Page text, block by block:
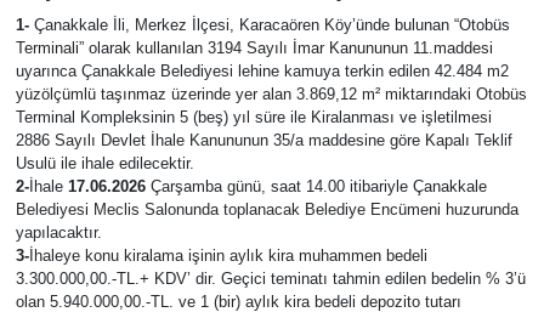
1-Çanakkale İli, Merkez İlçesi, Karacaören Köy’ünde bulunan “Otobüs
Terminali” olarak kullanılan 3194 Sayılı İmar Kanununun 11.maddesi
uyarınca Çanakkale Belediyesi lehine kamuya terkin edilen 42.484 m2
yüzölçümlü taşınmaz üzerinde yer alan 3.869,12 m² miktarındaki Otobüs
Terminal Kompleksinin 5 (beş) yıl süre ile Kiralanması ve işletilmesi
2886 Sayılı Devlet İhale Kanununun 35/a maddesine göre Kapalı Teklif
Usulü ile ihale edilecektir.
2-İhale 17.06.2026Çarşamba günü, saat 14.00 itibariyle Çanakkale
Belediyesi Meclis Salonunda toplanacak Belediye Encümeni huzurunda
yapılacaktır.
3-İhaleye konu kiralama işinin aylık kira muhammen bedeli
3.300.000,00.-TL.+ KDV’ dir. Geçici teminatı tahmin edilen bedelin % 3’ü
olan 5.940.000,00.-TL. ve 1 (bir) aylık kira bedeli depozito tutarı
Resmi İlanlar
Sağlık